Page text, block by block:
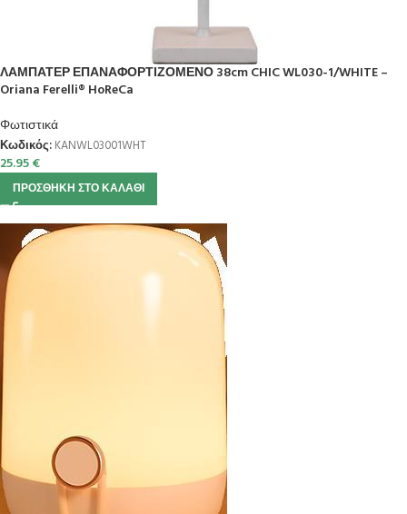
ΛΑΜΠΑΤΕΡ ΕΠΑΝΑΦΟΡΤΙΖΟΜΕΝΟ 38cm CHIC WL030-1/WHITE –
Oriana Ferelli® HoReCa
Φωτιστικά
Κωδικός: KANWL03001WHT
25.95€
ΠΡΟΣΘΉΚΗ ΣΤΟ ΚΑΛΆΘΙ